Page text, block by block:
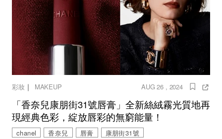
彩妝｜ MAKEUP AUG 26 , 2024
「香奈兒康朋街31號唇膏」全新絲絨霧光質地再
現經典色彩，綻放唇彩的無窮能量！
chanel 香奈兒 唇膏 康朋街31號